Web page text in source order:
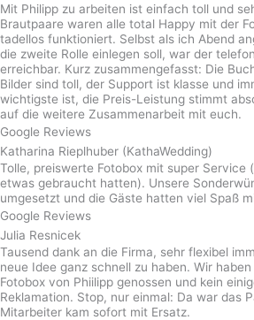
Mit Philipp zu arbeiten ist einfach toll und
Brautpaare waren alle total Happy mit der
tadellos funktioniert. Selbst als ich Abend
die zweite Rolle einlegen soll, war der
erreichbar. Kurz zusammengefasst: Die
Bilder sind toll, der Support ist klasse und
wichtigste ist, die Preis-Leistung stimmt
auf die weitere Zusammenarbeit mit euch.
Google Reviews
Katharina Rieplhuber (KathaWedding)
Tolle, preiswerte Fotobox mit super Service
etwas gebraucht hatten). Unsere
umgesetzt und die Gäste hatten viel Spaß
Google Reviews
Julia Resnicek
Tausend dank an die Firma, sehr flexibel
neue Idee ganz schnell zu haben. Wir
Fotobox von Phiilipp genossen und kein
Reklamation. Stop, nur einmal: Da war das
Mitarbeiter kam sofort mit Ersatz.